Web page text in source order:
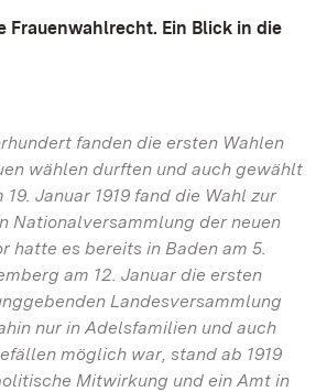
Frauenwahlrecht. Ein Blick in die
fanden die ersten Wahlen
wählen durften und auch gewählt
Januar 1919 fand die Wahl zur
Nationalversammlung der neuen
hatte es bereits in Baden am 5.
am 12. Januar die ersten
Landesversammlung
nur in Adelsfamilien und auch
möglich war, stand ab 1919
Mitwirkung und ein Amt in